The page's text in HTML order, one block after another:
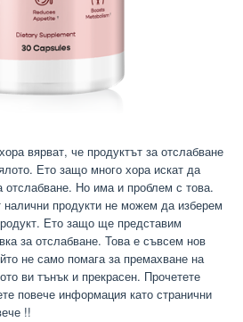
вярват, че продуктът за отслабване
Ето защо много хора искат да
отслабване. Но има и проблем с това.
налични продукти не можем да изберем
Ето защо ще представим
за отслабване. Това е съвсем нов
не само помага за премахване на
ви тънък и прекрасен. Прочетете
повече информация като странични
!!